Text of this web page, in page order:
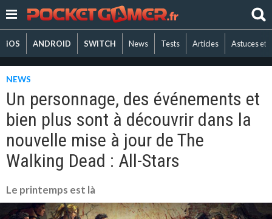
iOS ANDROID SWITCH News Tests Articles Astuces et
NEWS
Un personnage, des événements et
bien plus sont à découvrir dans la
nouvelle mise à jour de The
Walking Dead : All-Stars
Le printemps est là